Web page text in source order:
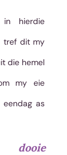
hierdie
tref dit my
die hemel
my eie
as